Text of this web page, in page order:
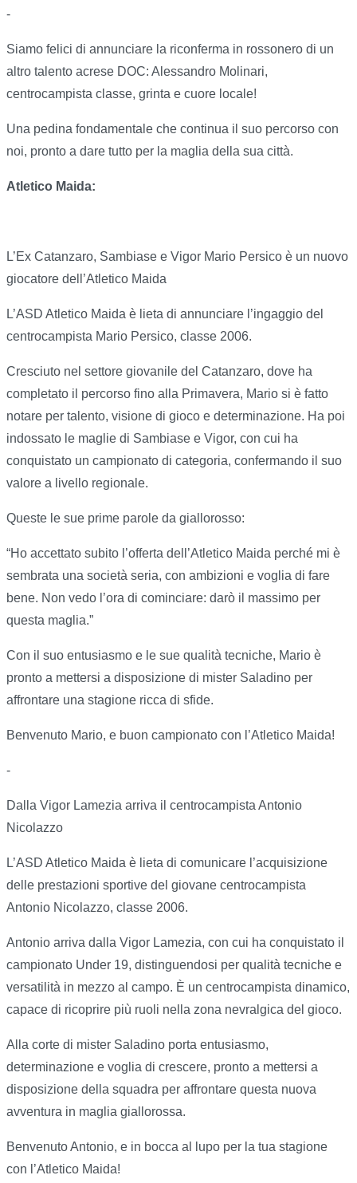
-
Siamo felici di annunciare la riconferma in rossonero di un
altro talento acrese DOC: Alessandro Molinari,
centrocampista classe, grinta e cuore locale!
Una pedina fondamentale che continua il suo percorso con
noi, pronto a dare tutto per la maglia della sua città.
Atletico Maida:
L’Ex Catanzaro, Sambiase e Vigor Mario Persico è un nuovo
giocatore dell’Atletico Maida
L’ASD Atletico Maida è lieta di annunciare l’ingaggio del
centrocampista Mario Persico, classe 2006.
Cresciuto nel settore giovanile del Catanzaro, dove ha
completato il percorso fino alla Primavera, Mario si è fatto
notare per talento, visione di gioco e determinazione. Ha poi
indossato le maglie di Sambiase e Vigor, con cui ha
conquistato un campionato di categoria, confermando il suo
valore a livello regionale.
Queste le sue prime parole da giallorosso:
“Ho accettato subito l’offerta dell’Atletico Maida perché mi è
sembrata una società seria, con ambizioni e voglia di fare
bene. Non vedo l’ora di cominciare: darò il massimo per
questa maglia.”
Con il suo entusiasmo e le sue qualità tecniche, Mario è
pronto a mettersi a disposizione di mister Saladino per
affrontare una stagione ricca di sfide.
Benvenuto Mario, e buon campionato con l’Atletico Maida!
-
Dalla Vigor Lamezia arriva il centrocampista Antonio
Nicolazzo
L’ASD Atletico Maida è lieta di comunicare l’acquisizione
delle prestazioni sportive del giovane centrocampista
Antonio Nicolazzo, classe 2006.
Antonio arriva dalla Vigor Lamezia, con cui ha conquistato il
campionato Under 19, distinguendosi per qualità tecniche e
versatilità in mezzo al campo. È un centrocampista dinamico,
capace di ricoprire più ruoli nella zona nevralgica del gioco.
Alla corte di mister Saladino porta entusiasmo,
determinazione e voglia di crescere, pronto a mettersi a
disposizione della squadra per affrontare questa nuova
avventura in maglia giallorossa.
Benvenuto Antonio, e in bocca al lupo per la tua stagione
con l’Atletico Maida!